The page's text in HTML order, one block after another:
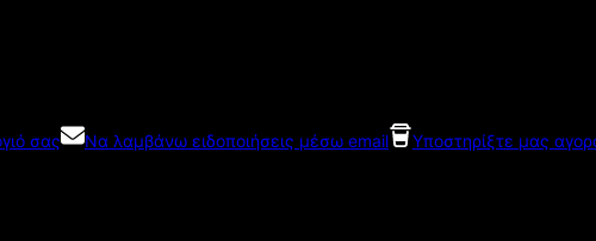
σας
Να λαμβάνω ειδοποιήσεις μέσω email
Υποστηρίξτε μας